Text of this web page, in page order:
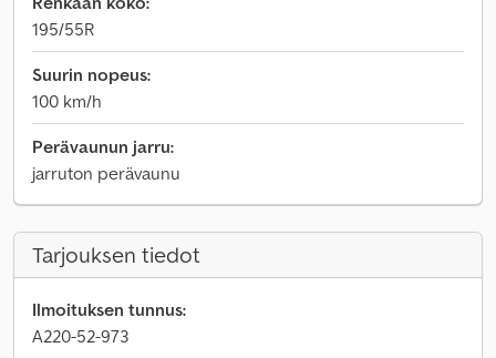
195/55R
Suurin nopeus:
100 km/h
Perävaunun jarru:
jarruton perävaunu
Tarjouksen tiedot
Ilmoituksen tunnus:
A220-52-973